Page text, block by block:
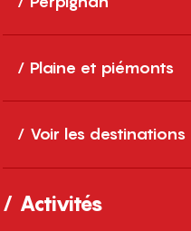
Plaine et piémonts
Voir les destinations
Activités
et après-
TOUTE L’ANNÉE